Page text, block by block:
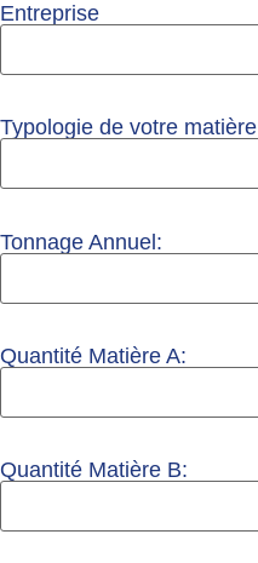
Entreprise
Typologie de votre matière
Tonnage Annuel:
Quantité Matière A:
Quantité Matière B: